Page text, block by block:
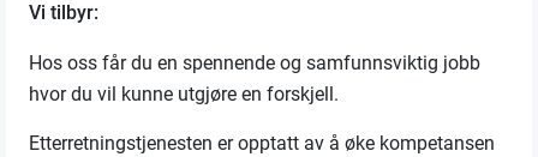
Vi tilbyr:
Hos oss får du en spennende og samfunnsviktig jobb
hvor du vil kunne utgjøre en forskjell.
Etterretningstjenesten er opptatt av å øke kompetansen